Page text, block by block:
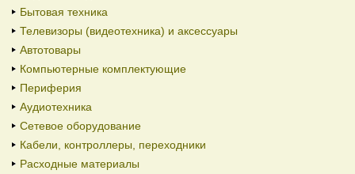
Бытовая техника
Телевизоры (видеотехника) и аксессуары
Автотовары
Компьютерные комплектующие
Периферия
Аудиотехника
Сетевое оборудование
Кабели, контроллеры, переходники
Расходные материалы